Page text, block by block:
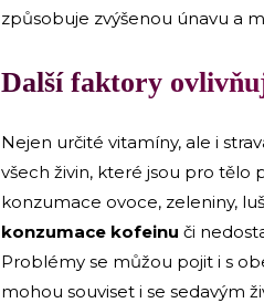
způsobuje zvýšenou únavu a
Další faktory
Nejen určité vitamíny, ale i
všech živin, které jsou pro tělo
konzumace ovoce, zeleniny,
konzumace kofeinu či
Problémy se můžou pojit i s
mohou souviset i se sedavým